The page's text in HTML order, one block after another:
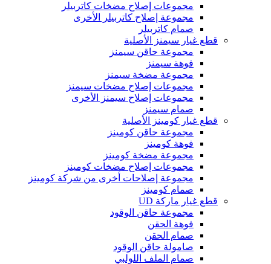
مجموعات إصلاح مضخات كاتربيلر
مجموعة إصلاح كاتربيلر الأخرى
صمام كاتربيلر
قطع غيار سيمنز الأصلية
مجموعة حاقن سيمنز
فوهة سيمنز
مجموعة مضخة سيمنز
مجموعات إصلاح مضخات سيمنز
مجموعات إصلاح سيمنز الأخرى
صمام سيمنز
قطع غيار كومينز الأصلية
مجموعة حاقن كومينز
فوهة كومينز
مجموعة مضخة كومينز
مجموعات إصلاح مضخات كومينز
مجموعة إصلاحات أخرى من شركة كومينز
صمام كومينز
قطع غيار ماركة UD
مجموعة حاقن الوقود
فوهة الحقن
صمام الحقن
صامولة حاقن الوقود
صمام الملف اللولبي